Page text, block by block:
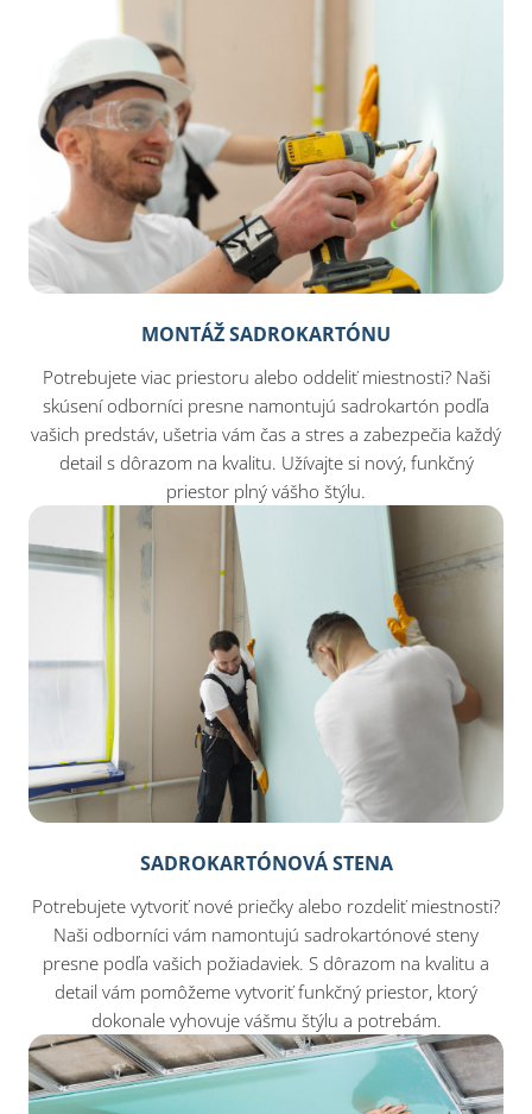
MONTÁŽ SADROKARTÓNU
Potrebujete viac priestoru alebo oddeliť miestnosti? Naši
skúsení odborníci presne namontujú sadrokartón podľa
vašich predstáv, ušetria vám čas a stres a zabezpečia každý
detail s dôrazom na kvalitu. Užívajte si nový, funkčný
priestor plný vášho štýlu.
SADROKARTÓNOVÁ STENA
Potrebujete vytvoriť nové priečky alebo rozdeliť miestnosti?
Naši odborníci vám namontujú sadrokartónové steny
presne podľa vašich požiadaviek. S dôrazom na kvalitu a
detail vám pomôžeme vytvoriť funkčný priestor, ktorý
dokonale vyhovuje vášmu štýlu a potrebám.